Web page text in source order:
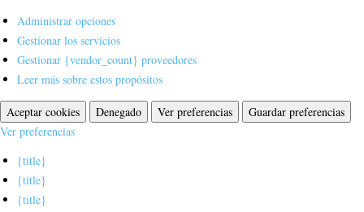
Administrar opciones
Gestionar los servicios
Gestionar {vendor_count} proveedores
Leer más sobre estos propósitos
Aceptar cookies Denegado Ver preferencias
Guardar preferencias
Ver preferencias
{title}
{title}
{title}